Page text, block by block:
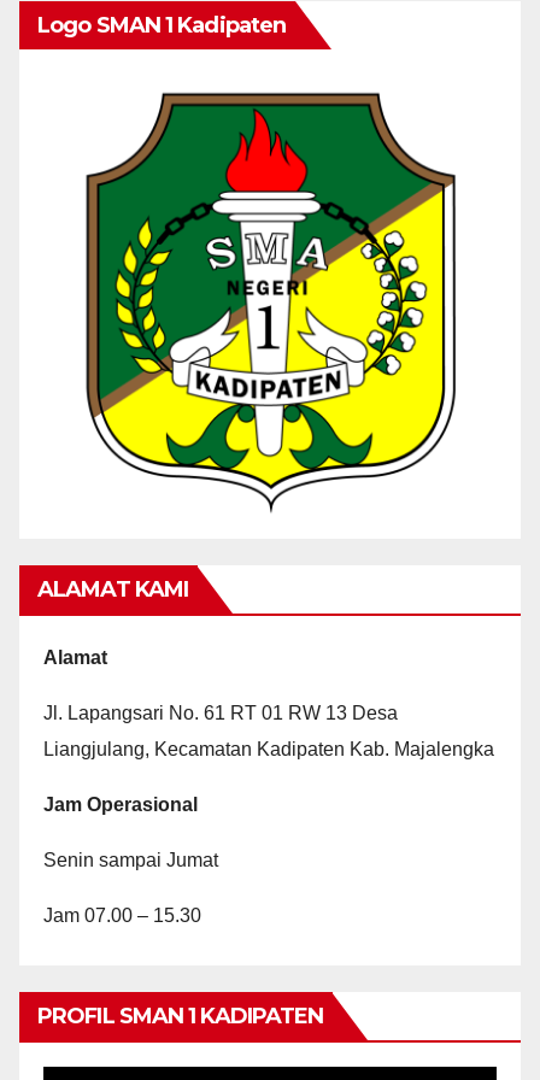
Logo SMAN 1 Kadipaten
ALAMAT KAMI
Alamat
Jl. Lapangsari No. 61 RT 01 RW 13 Desa
Liangjulang, Kecamatan Kadipaten Kab. Majalengka
Jam Operasional
Senin sampai Jumat
Jam 07.00 – 15.30
PROFIL SMAN 1 KADIPATEN